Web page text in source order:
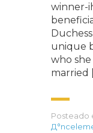
winner-
unique
who she
married
Posteado